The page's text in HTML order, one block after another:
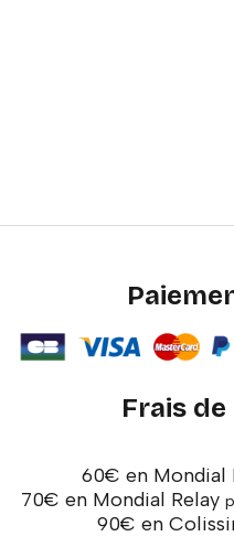
Frais
60€ en Mondial
70€ en Mondial Relay
90€ en